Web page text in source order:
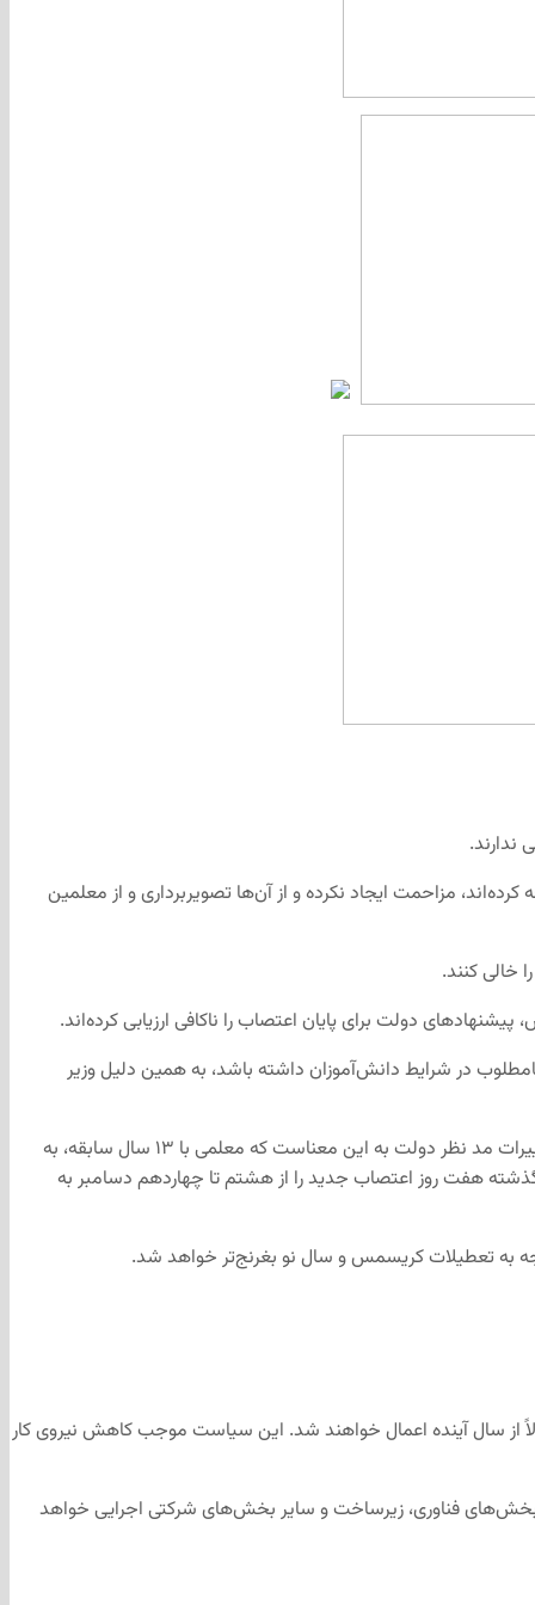
مزاحمت ایجاد نکرده و از آن‌ها تصویربرداری و از معلمین
خالی کنند.
دولت برای پایان اعتصاب را ناکافی ارزیابی کرده‌اند.
تأثیراتی نامطلوب در شرایط دانش‌آموزان داشته باشد، به همین دلیل وزیر
به گفته‌ی وزیر آموزش‌و‌پرورش، دولت پیشنهاد پنج‌هزار پست جدید، کمک اضافی برای ۱۴ هزار کلاس و افزایش حقوق معلمان را ارائه کرده است. تغییرات مد نظر دولت به این معناست که معلمی با ۱۳ سال سابقه، به
هفته‌ی گذشته هفت روز اعتصاب جدید را از هشتم تا چهاردهم دسامبر به
انسانی کرده که احتمالاً از سال آینده اعمال خواهند شد. این سیاست موجب کاهش نیروی کار
شغلی در بخش‌های فناوری، زیرساخت و سایر بخش‌های شرکتی اجرایی خواهد